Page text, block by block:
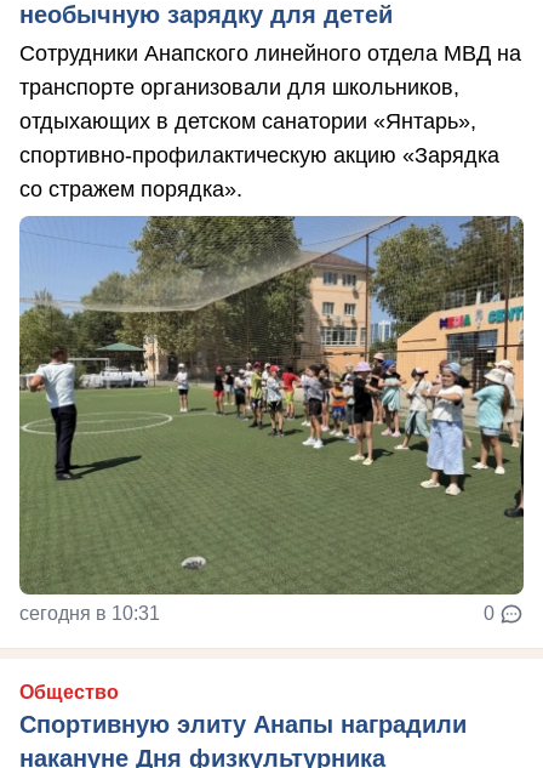
необычную зарядку для детей
Сотрудники Анапского линейного отдела МВД на
транспорте организовали для школьников,
отдыхающих в детском санатории «Янтарь»,
спортивно-профилактическую акцию «Зарядка
со стражем порядка».
сегодня в 10:31 0
Общество
Спортивную элиту Анапы наградили
накануне Дня физкультурника